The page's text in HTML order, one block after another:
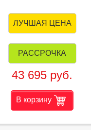
ЛУЧШАЯ ЦЕНА
РАССРОЧКА
43 695 руб.
В корзину